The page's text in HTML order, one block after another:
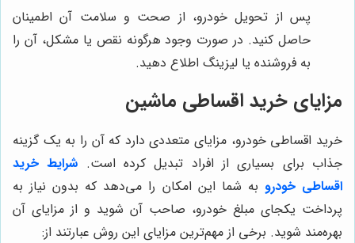
پس از تحویل خودرو، از صحت و سلامت آن اطمینان
حاصل کنید. در صورت وجود هرگونه نقص یا مشکل، آن را
به فروشنده یا لیزینگ اطلاع دهید.
مزایای خرید اقساطی ماشین
خرید اقساطی خودرو، مزایای متعددی دارد که آن را به یک گزینه
جذاب برای بسیاری از افراد تبدیل کرده است. شرایط خرید
اقساطی خودرو به شما این امکان را می‌دهد که بدون نیاز به
پرداخت یکجای مبلغ خودرو، صاحب آن شوید و از مزایای آن
بهره‌مند شوید. برخی از مهم‌ترین مزایای این روش عبارتند از: